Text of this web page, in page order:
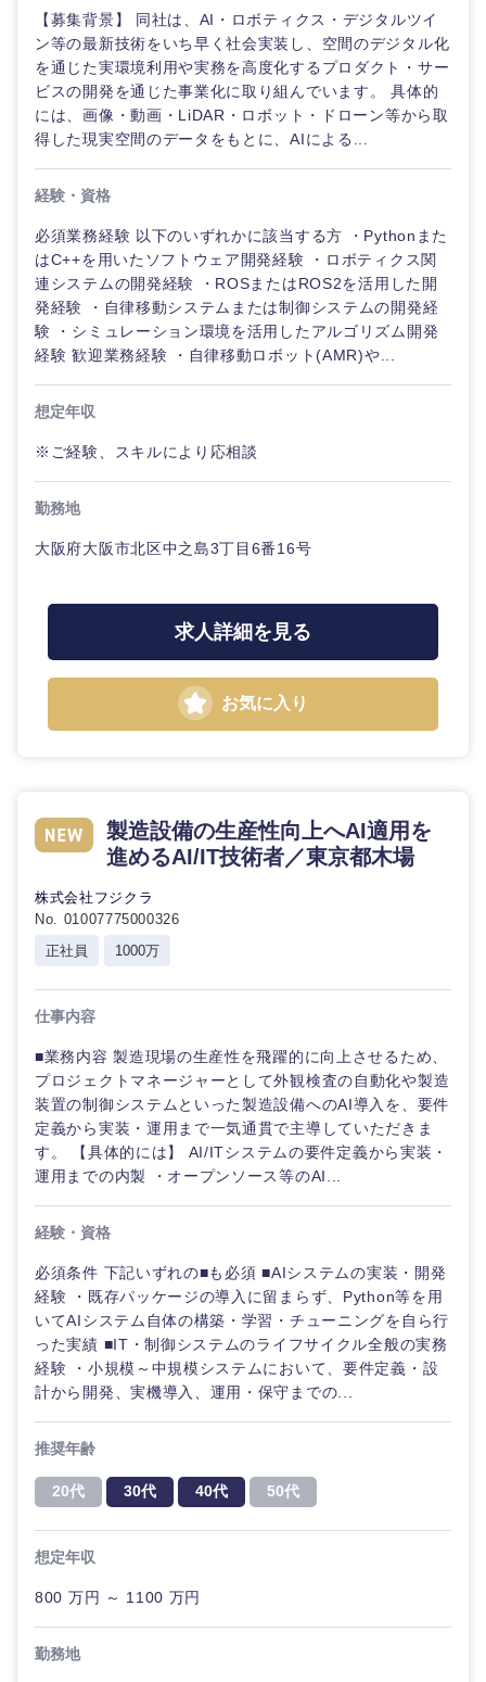
中国・四国地方
島根県
山口県 徳島県
香川県
高知県
【募集背景】 同社は、AI・ロボティクス・デジタルツイ
ン等の最新技術をいち早く社会実装し、空間のデジタル化
を通じた実環境利用や実務を高度化するプロダクト・サー
ビスの開発を通じた事業化に取り組んでいます。 具体的
には、画像・動画・LiDAR・ロボット・ドローン等から取
得した現実空間のデータをもとに、AIによる...
経験・資格
必須業務経験 以下のいずれかに該当する方 ・Pythonまた
はC++を用いたソフトウェア開発経験 ・ロボティクス関
連システムの開発経験 ・ROSまたはROS2を活用した開
発経験 ・自律移動システムまたは制御システムの開発経
験 ・シミュレーション環境を活用したアルゴリズム開発
経験 歓迎業務経験 ・自律移動ロボット(AMR)や...
想定年収
※ご経験、スキルにより応相談
勤務地
大阪府大阪市北区中之島3丁目6番16号
求人詳細を見る
お気に入り
製造設備の生産性向上へAI適用を
進めるAI/IT技術者／東京都木場
株式会社フジクラ
No. 01007775000326
正社員
1000万
仕事内容
■業務内容 製造現場の生産性を飛躍的に向上させるため、
プロジェクトマネージャーとして外観検査の自動化や製造
装置の制御システムといった製造設備へのAI導入を、要件
定義から実装・運用まで一気通貫で主導していただきま
す。 【具体的には】 AI/ITシステムの要件定義から実装・
運用までの内製 ・オープンソース等のAI...
経験・資格
必須条件 下記いずれの■も必須 ■AIシステムの実装・開発
経験 ・既存パッケージの導入に留まらず、Python等を用
いてAIシステム自体の構築・学習・チューニングを自ら行
った実績 ■IT・制御システムのライフサイクル全般の実務
経験 ・小規模～中規模システムにおいて、要件定義・設
計から開発、実機導入、運用・保守までの...
推奨年齢
20代 30代 40代 50代
想定年収
800 万円 ～ 1100 万円
勤務地